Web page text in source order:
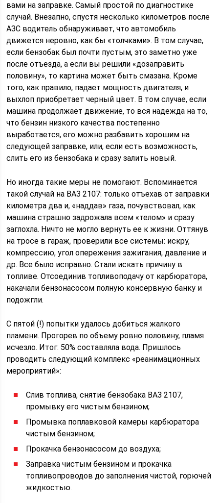
вами на заправке. Самый простой по диагностике
случай. Внезапно, спустя несколько километров после
АЗС водитель обнаруживает, что автомобиль
движется неровно, как бы «толчками». В том случае,
если бензобак был почти пустым, это заметно уже
после отъезда, а если вы решили «дозаправить
половину», то картина может быть смазана. Кроме
того, как правило, падает мощность двигателя, и
выхлоп приобретает черный цвет. В том случае, если
машина продолжает движение, то вся надежда на то,
что бензин низкого качества постепенно
выработается, его можно разбавить хорошим на
следующей заправке, или, если есть возможность,
слить его из бензобака и сразу залить новый.
Но иногда такие меры не помогают. Вспоминается
такой случай на ВАЗ 2107: только отъехав от заправки
километра два и, «наддав» газа, почувствовал, как
машина страшно задрожала всем «телом» и сразу
заглохла. Ничто не могло вернуть ее к жизни. Оттянув
на тросе в гараж, проверили все системы: искру,
компрессию, угол опережения зажигания, давление и
др. Все было исправно. Стали искать причину в
топливе. Отсоединив топливоподачу от карбюратора,
накачали бензонасосом полную консервную банку и
подожгли.
С пятой (!) попытки удалось добиться жалкого
пламени. Прогорев по объему ровно половину, пламя
исчезло. Итог: 50% составляла вода. Пришлось
проводить следующий комплекс «реанимационных
мероприятий»:
Слив топлива, снятие бензобака ВАЗ 2107,
промывку его чистым бензином;
Промывка поплавковой камеры карбюратора
чистым бензином;
Прокачка бензонасосом до воздуха;
Заправка чистым бензином и прокачка
топливопроводов до заполнения чистой, горючей
жидкостью.